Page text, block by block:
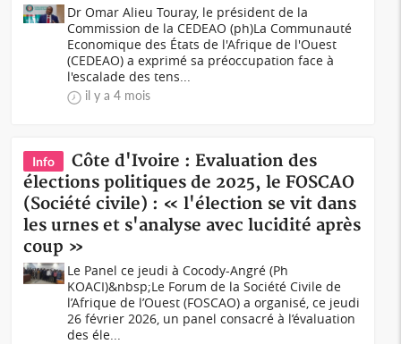
Dr Omar Alieu Touray, le président de la
Commission de la CEDEAO (ph)La Communauté
Economique des États de l'Afrique de l'Ouest
(CEDEAO) a exprimé sa préoccupation face à
l'escalade des tens...
il y a 4 mois
Info
Côte d'Ivoire : Evaluation des
élections politiques de 2025, le FOSCAO
(Société civile) : « l'élection se vit dans
les urnes et s'analyse avec lucidité après
coup »
Le Panel ce jeudi à Cocody-Angré (Ph
KOACI)&nbsp;Le Forum de la Société Civile de
l’Afrique de l’Ouest (FOSCAO) a organisé, ce jeudi
26 février 2026, un panel consacré à l’évaluation
des éle...